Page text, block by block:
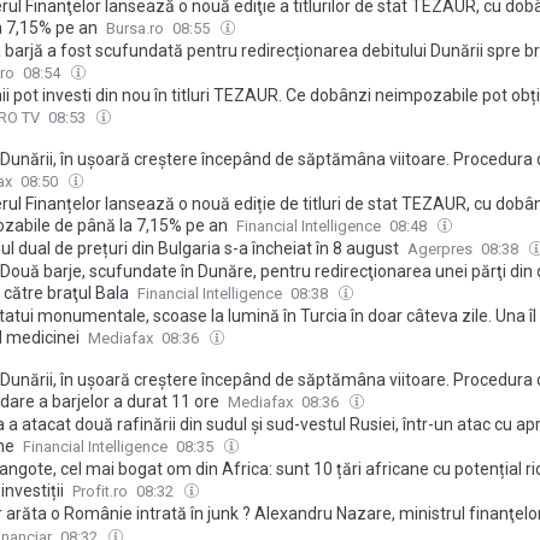
Finanţelor lansează o nouă ediţie a titlurilor de stat TEZAUR, cu
7,15% pe an Bursa.ro 08:55
barjă a fost scufundată pentru redirecționarea debitului Dunării spre
08:54
pot investi din nou în titluri TEZAUR. Ce dobânzi neimpozabile pot
TV 08:53
Dunării, în ușoară creștere începând de săptămâna viitoare. Procedura
a ultimelor două barje continuă sâmbătă
08:50
Finanțelor lansează o nouă ediție de titluri de stat TEZAUR, cu
de până la 7,15% pe an
Financial Intelligence 08:48
dual de prețuri din Bulgaria s-a încheiat în 8 august Agerpres 08:38
barje, scufundate în Dunăre, pentru redirecţionarea unei părţi din
către braţul Bala Financial Intelligence 08:38
monumentale, scoase la lumină în Turcia în doar câteva zile. Una
medicinei Mediafax 08:36
Dunării, în ușoară creștere începând de săptămâna viitoare. Procedura
a barjelor a durat 11 ore Mediafax 08:36
a atacat două rafinării din sudul şi sud-vestul Rusiei, într-un atac cu
Financial Intelligence 08:35
cel mai bogat om din Africa: sunt 10 țări africane cu potențial
Profit.ro 08:32
arăta o Românie intrată în junk ? Alexandru Nazare, ministrul
o creştere a costurilor de finanţare, o influenţă serioasă asupra cursului,
08:32